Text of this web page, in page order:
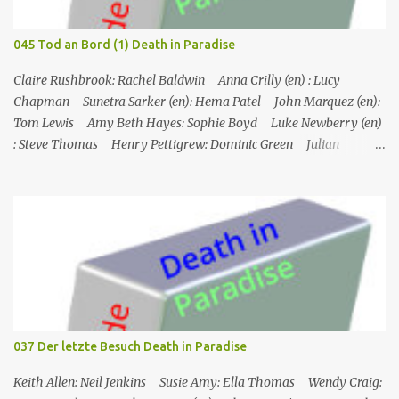
gegangen ist. Humphrey nimmt Martha mit auf eine Privatinsel,
wo es ein Hotel namens Hotel Cecile gibt, das den Taylor-Brüdern
(Elliot und Charlie) gehört. Während Humphrey und Martha
gemeinsam im Speisesa...
045 Tod an Bord (1) Death in Paradise
Claire Rushbrook: Rachel Baldwin Anna Crilly (en) : Lucy
Chapman Sunetra Sarker (en): Hema Patel John Marquez (en):
Tom Lewis Amy Beth Hayes: Sophie Boyd Luke Newberry (en)
: Steve Thomas Henry Pettigrew: Dominic Green Julian
seinem Boot aufgefunden. Der Verdacht fällt zunächst auf die
Touristen, die das Boot mit seinem Steuermann am Tag des
Mordes gemietet hatten, und dann auf eine Gruppe von Touristen,
die das Boot am nächsten Tag mieten sollten. Einziges Problem:
Die Verdächtigen sind nach England zurückgekehrt. Der
Kommandant beschließt daraufhin, sein Team (mit Ausnahme von
JP) nach London zu schicken, um die Ermittlungen mit Hilfe eines
037 Der letzte Besuch Death in Paradise
Keith Allen: Neil Jenkins Susie Amy: Ella Thomas Wendy Craig: